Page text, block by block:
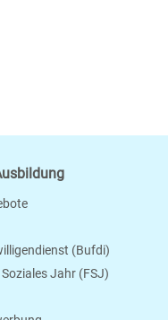
(Bufdi)
Jahr (FSJ)